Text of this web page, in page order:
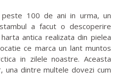
peste 100 de ani in urma, un
a facut o descoperire
antica realizata din pielea
ce marca un lant muntos
in zilele noastre. Aceasta
una dintre multele dovezi cum